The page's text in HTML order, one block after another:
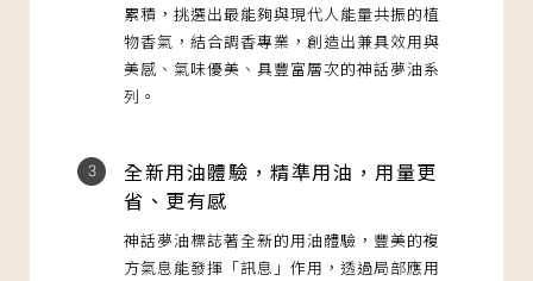
累積，挑選出最能夠與現代人能量共振的植
物香氣，結合調香專業，創造出兼具效用與
美感、氣味優美、具豐富層次的神話夢油系
列。
3
全新用油體驗，精準用油，用量更
省、更有感
神話夢油標誌著全新的用油體驗，豐美的複
方氣息能發揮「訊息」作用，透過局部應用